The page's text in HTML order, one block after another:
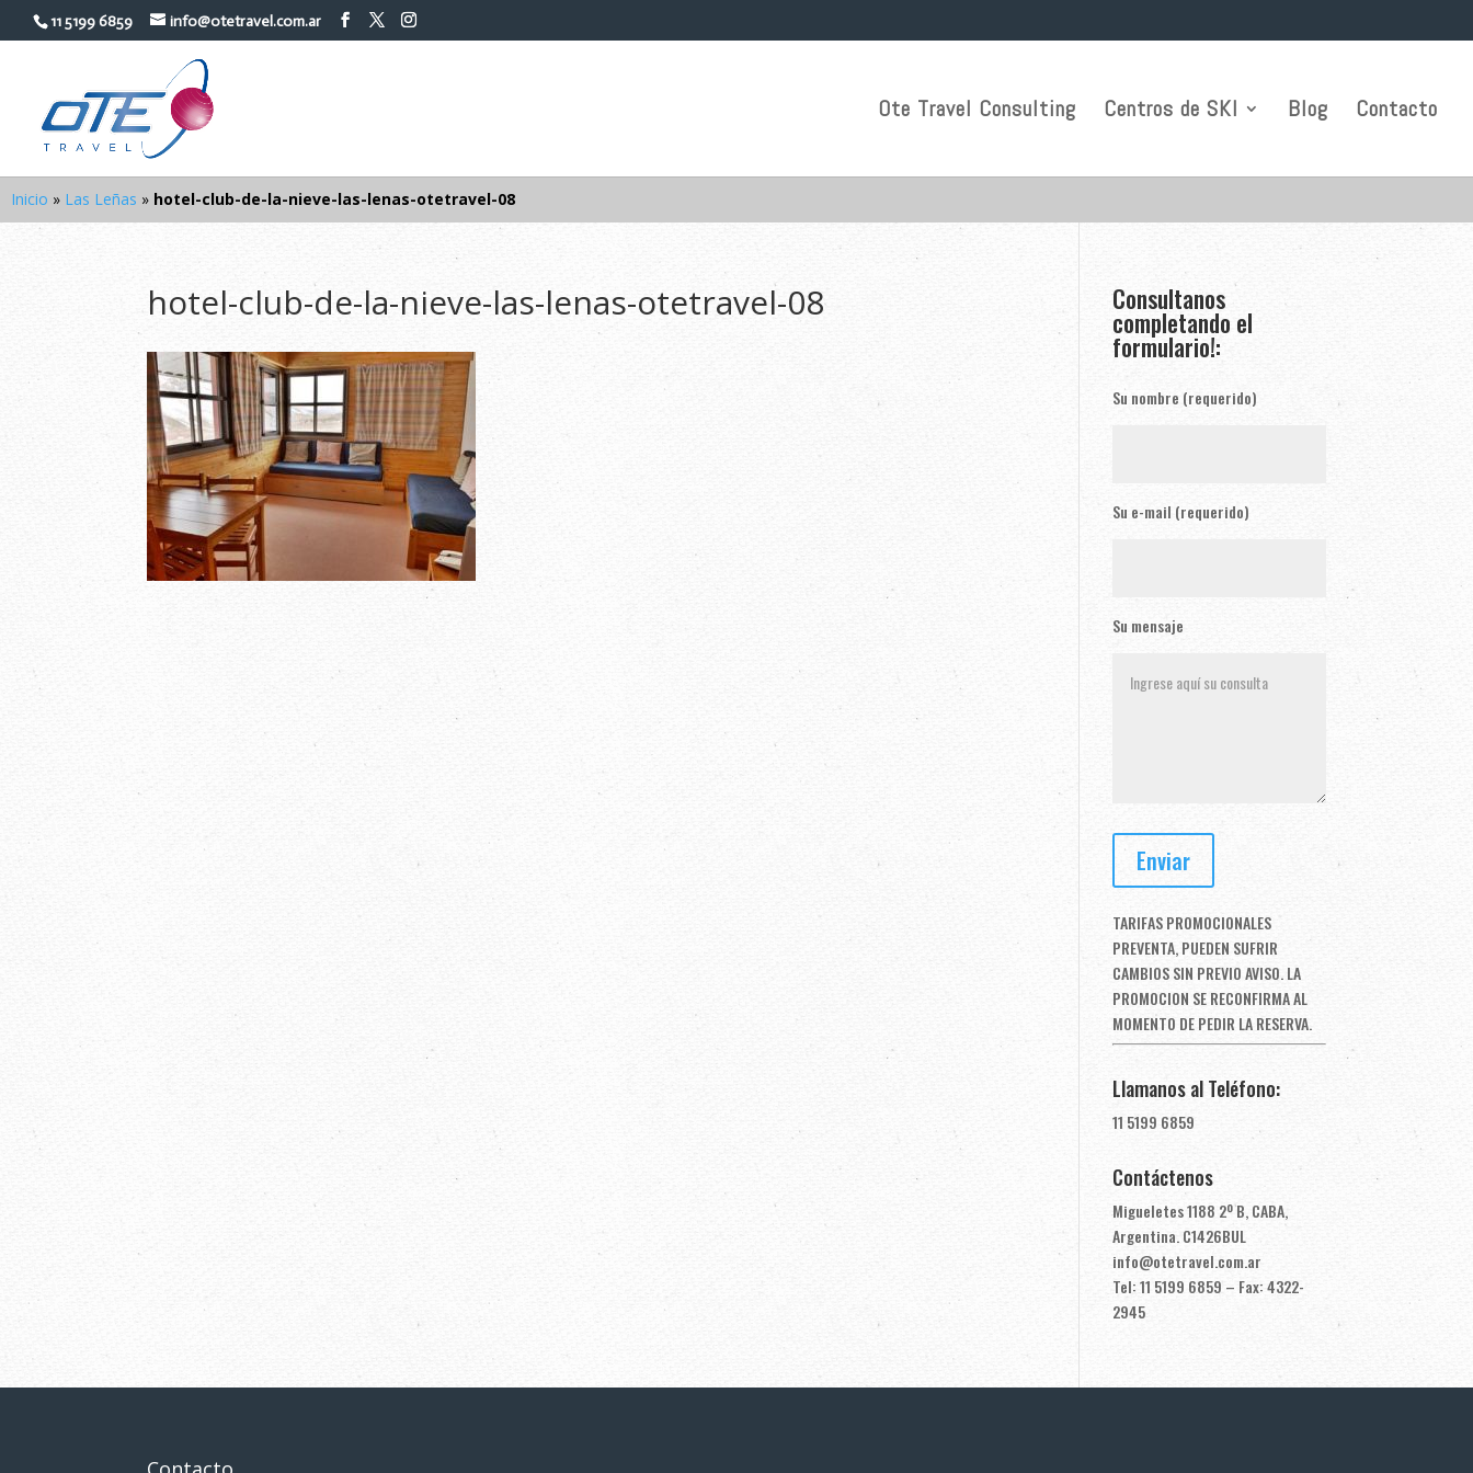
11 5199 6859 info@otetravel.com.ar
Ote Travel Consulting Centros de SKI Blog Contacto
Inicio » Las Leñas » hotel-club-de-la-nieve-las-lenas-otetravel-08
hotel-club-de-la-nieve-las-lenas-otetravel-08 Consultanos
completando el
formulario!:
Su nombre (requerido)
Su e-mail (requerido)
Su mensaje
TARIFAS PROMOCIONALES
PREVENTA, PUEDEN SUFRIR
CAMBIOS SIN PREVIO AVISO. LA
PROMOCION SE RECONFIRMA AL
MOMENTO DE PEDIR LA RESERVA.
Llamanos al Teléfono:
11 5199 6859
Contáctenos
Migueletes 1188 2º B, CABA,
Argentina. C1426BUL
info@otetravel.com.ar
Tel: 11 5199 6859 – Fax: 4322-
2945